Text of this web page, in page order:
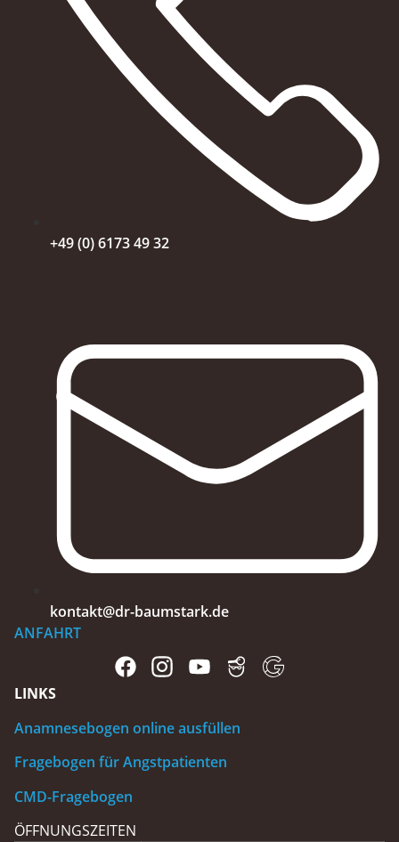
+49 (0) 6173 49 32
kontakt@dr-baumstark.de
ANFAHRT
LINKS
Anamnesebogen online ausfüllen
Fragebogen für Angstpatienten
CMD-Fragebogen
ÖFFNUNGSZEITEN